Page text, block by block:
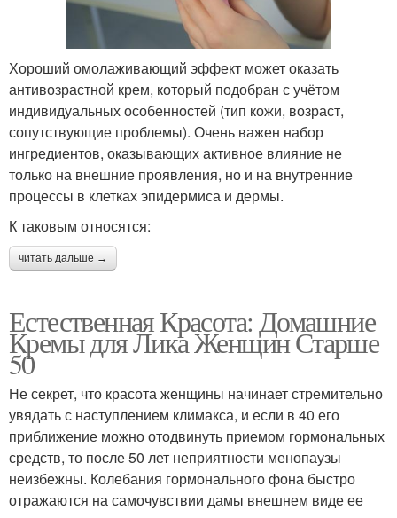
Хороший омолаживающий эффект может оказать
антивозрастной крем, который подобран с учётом
индивидуальных особенностей (тип кожи, возраст,
сопутствующие проблемы). Очень важен набор
ингредиентов, оказывающих активное влияние не
только на внешние проявления, но и на внутренние
процессы в клетках эпидермиса и дермы.
К таковым относятся:
читать дальше →
Естественная Красота: Домашние
Кремы для Лика Женщин Старше
50
Не секрет, что красота женщины начинает стремительно
увядать с наступлением климакса, и если в 40 его
приближение можно отодвинуть приемом гормональных
средств, то после 50 лет неприятности менопаузы
неизбежны. Колебания гормонального фона быстро
отражаются на самочувствии дамы внешнем виде ее